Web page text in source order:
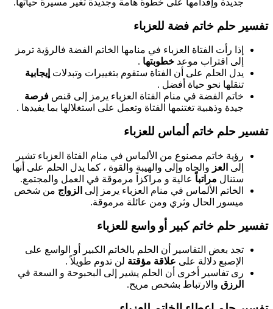
جديدة وإقدامها على خطوة هامة وجديدة تغير مسيرة حياتها.
تفسير حلم خاتم فضة للعزباء
إذا رأت الفتاة العزباء في منامها الخاتم الفضة فالرؤية ترمز
إلى اقتراب موعد خطوبتها .
يدل الحلم على أن الفتاة ستقوم بتغييرات وتبدلات إيجابية
تنقلها نحو حياة أفضل .
خاتم الفضة في منام الفتاة العزباء يرمز إلى قنص فرصة
جيدة وذهبية تغتنمها الفتاة وتعمل على استغلالها بما يفيدها .
تفسير حلم خاتم ألماس للعزباء
رؤية خاتم مصنوع من الألماس في منام الفتاة العزباء تشير
إلى العز والجاه وإلى والهيبة والقوة ، كما يدل الحلم على أنها
ستنال مراتباً عالية و مراكزاً مرموقة في العمل والمجتمع.
الخاتم الألماس في منام العزباء يرمز إلى الزواج من شخص
ميسور الحال وثري ومن عائلة مرموقة.
تفسير حلم خاتم كبير أو واسع للعزباء
تجد بعض التفاسير أن الحلم بالخاتم الكبير أو الواسع على
الإصبع دلالة على علاقة مؤقتة لن تدوم طويلاً .
رى تفاسير أخرى أن الحلم يشير إلى البحبوحة و السعة في
الرزق والارتباط بشخص مريح.